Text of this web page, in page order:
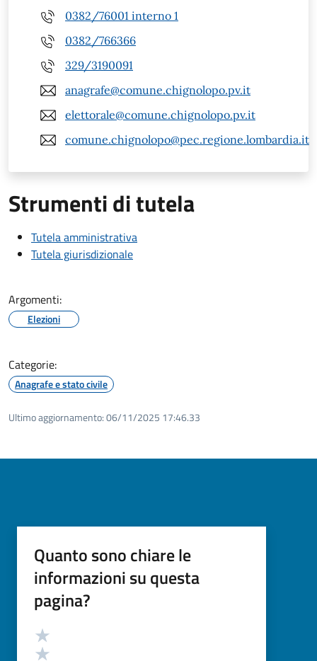
0382/76001 interno 1
0382/766366
329/3190091
anagrafe@comune.chignolopo.pv.it
elettorale@comune.chignolopo.pv.it
comune.chignolopo@pec.regione.lombardia.it
Strumenti di tutela
Tutela amministrativa
Tutela giurisdizionale
Argomenti:
Elezioni
Categorie:
Anagrafe e stato civile
Ultimo aggiornamento:06/11/2025 17:46.33
Quanto sono chiare le
informazioni su questa
pagina?
Valutazione